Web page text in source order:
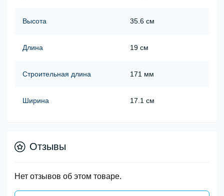
Высота 35.6 см
Длина 19 см
Строительная длина 171 мм
Ширина 17.1 см
Отзывы
Нет отзывов об этом товаре.